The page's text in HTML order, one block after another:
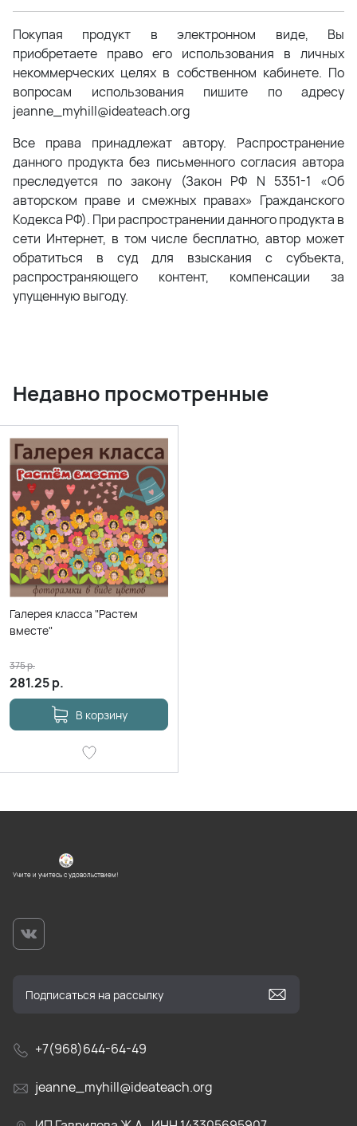
Покупая продукт в электронном виде, Вы
приобретаете право его использования в личных
некоммерческих целях в собственном кабинете. По
вопросам использования пишите по адресу
jeanne_myhill@ideateach.org
Все права принадлежат автору. Распространение
данного продукта без письменного согласия автора
преследуется по закону (Закон РФ N 5351-1 «Об
авторском праве и смежных правах» Гражданского
Кодекса РФ). При распространении данного продукта в
сети Интернет, в том числе бесплатно, автор может
обратиться в суд для взыскания с субъекта,
распространяющего контент, компенсации за
упущенную выгоду.
Недавно просмотренные
Галерея класса "Растем
вместе"
281.25р.
375р.
В корзину
Учите и учитесь с удовольствием!
+7(968)644-64-49
jeanne_myhill@ideateach.org